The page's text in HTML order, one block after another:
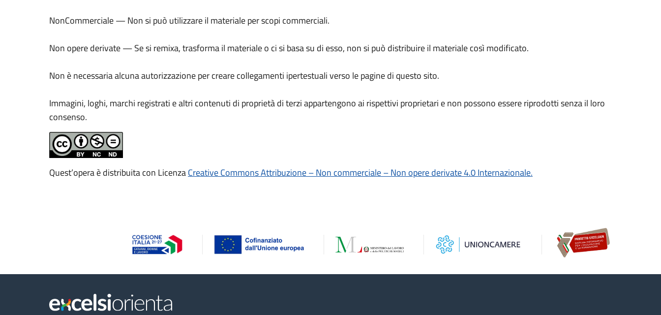
NonCommerciale — Non si può utilizzare il materiale per scopi commerciali.
Non opere derivate — Se si remixa, trasforma il materiale o ci si basa su di esso, non si può distribuire il materiale così modificato.
Non è necessaria alcuna autorizzazione per creare collegamenti ipertestuali verso le pagine di questo sito.
Immagini, loghi, marchi registrati e altri contenuti di proprietà di terzi appartengono ai rispettivi proprietari e non possono essere riprodotti senza il loro
consenso.
Quest’opera è distribuita con LicenzaCreative Commons Attribuzione – Non commerciale – Non opere derivate 4.0 Internazionale.